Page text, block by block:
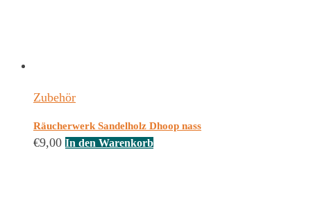
Zubehör
Räucherwerk Sandelholz Dhoop nass
€9,00 In den Warenkorb